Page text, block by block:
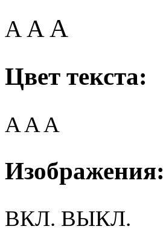
A AA
Цвет текста:
AAA
Изображения:
ВКЛ. ВЫКЛ.